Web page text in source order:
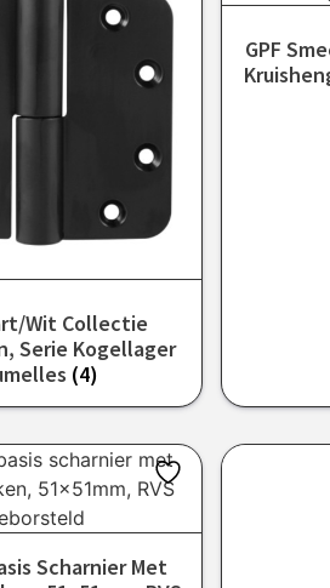
Wit Collectie
Serie Kogellager
(4)
GPF
Scharnier Met